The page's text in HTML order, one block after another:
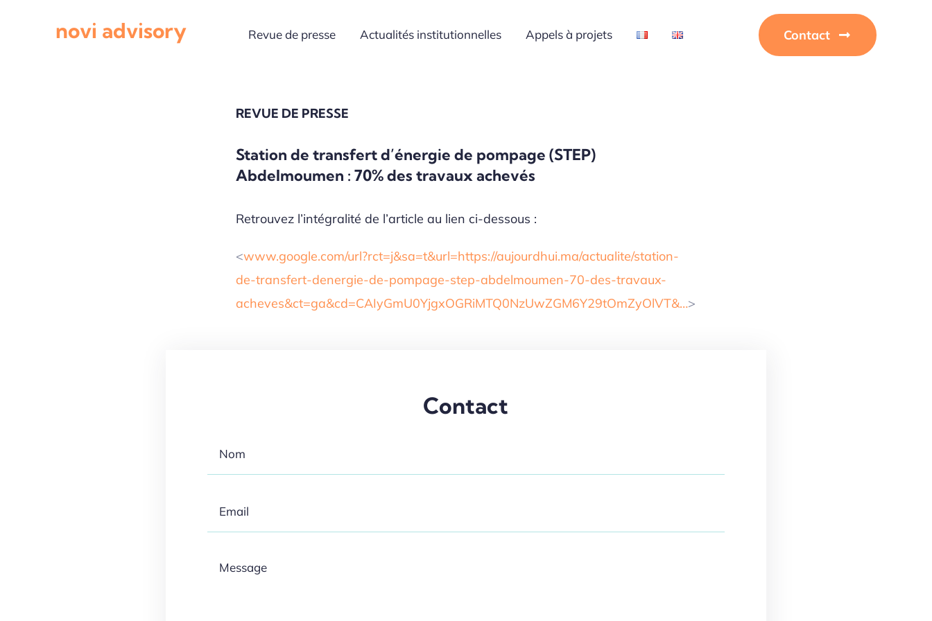
novi advisory Revue de presse Actualités institutionnelles Appels à projets Contact
REVUE DE PRESSE
Station de transfert d’énergie de pompage (STEP)
Abdelmoumen : 70% des travaux achevés
Retrouvez l’intégralité de l’article au lien ci-dessous :
<www.google.com/url?rct=j&sa=t&url=https://aujourdhui.ma/actualite/station-
de-transfert-denergie-de-pompage-step-abdelmoumen-70-des-travaux-
acheves&ct=ga&cd=CAIyGmU0YjgxOGRiMTQ0NzUwZGM6Y29tOmZyOlVT&…>
Contact